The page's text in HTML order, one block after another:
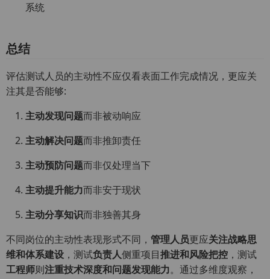
系统
总结
评估测试人员的主动性不应仅看表面工作完成情况，更应关
注其是否能够:
主动发现问题而非被动响应
主动解决问题而非推卸责任
主动预防问题而非仅处理当下
主动提升能力而非安于现状
主动分享知识而非独善其身
不同岗位的主动性表现形式不同， 管理人员更应关注战略思
维和体系建设 ，测试负责人侧重项目推进和风险把控 ，测试
工程师则注重技术深度和问题发现能力。通过多维度观察，